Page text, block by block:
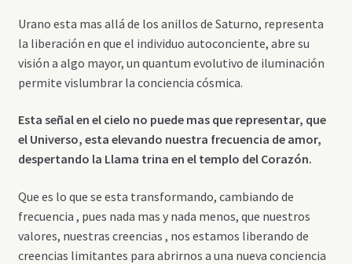
Urano esta mas allá de los anillos de Saturno, representa
la liberación en que el individuo autoconciente, abre su
visión a algo mayor, un quantum evolutivo de iluminación
permite vislumbrar la conciencia cósmica.
Esta señal en el cielo no puede mas que representar, que
el Universo, esta elevando nuestra frecuencia de amor,
despertando la Llama trina en el templo del Corazón.
Que es lo que se esta transformando, cambiando de
frecuencia , pues nada mas y nada menos, que nuestros
valores, nuestras creencias , nos estamos liberando de
creencias limitantes para abrirnos a una nueva conciencia